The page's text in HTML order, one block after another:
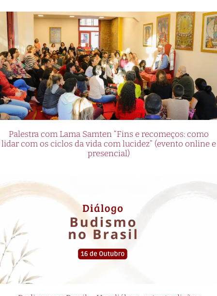
Palestra com Lama Samten “Fins e recomeços: como
lidar com os ciclos da vida com lucidez” (evento online e
presencial)